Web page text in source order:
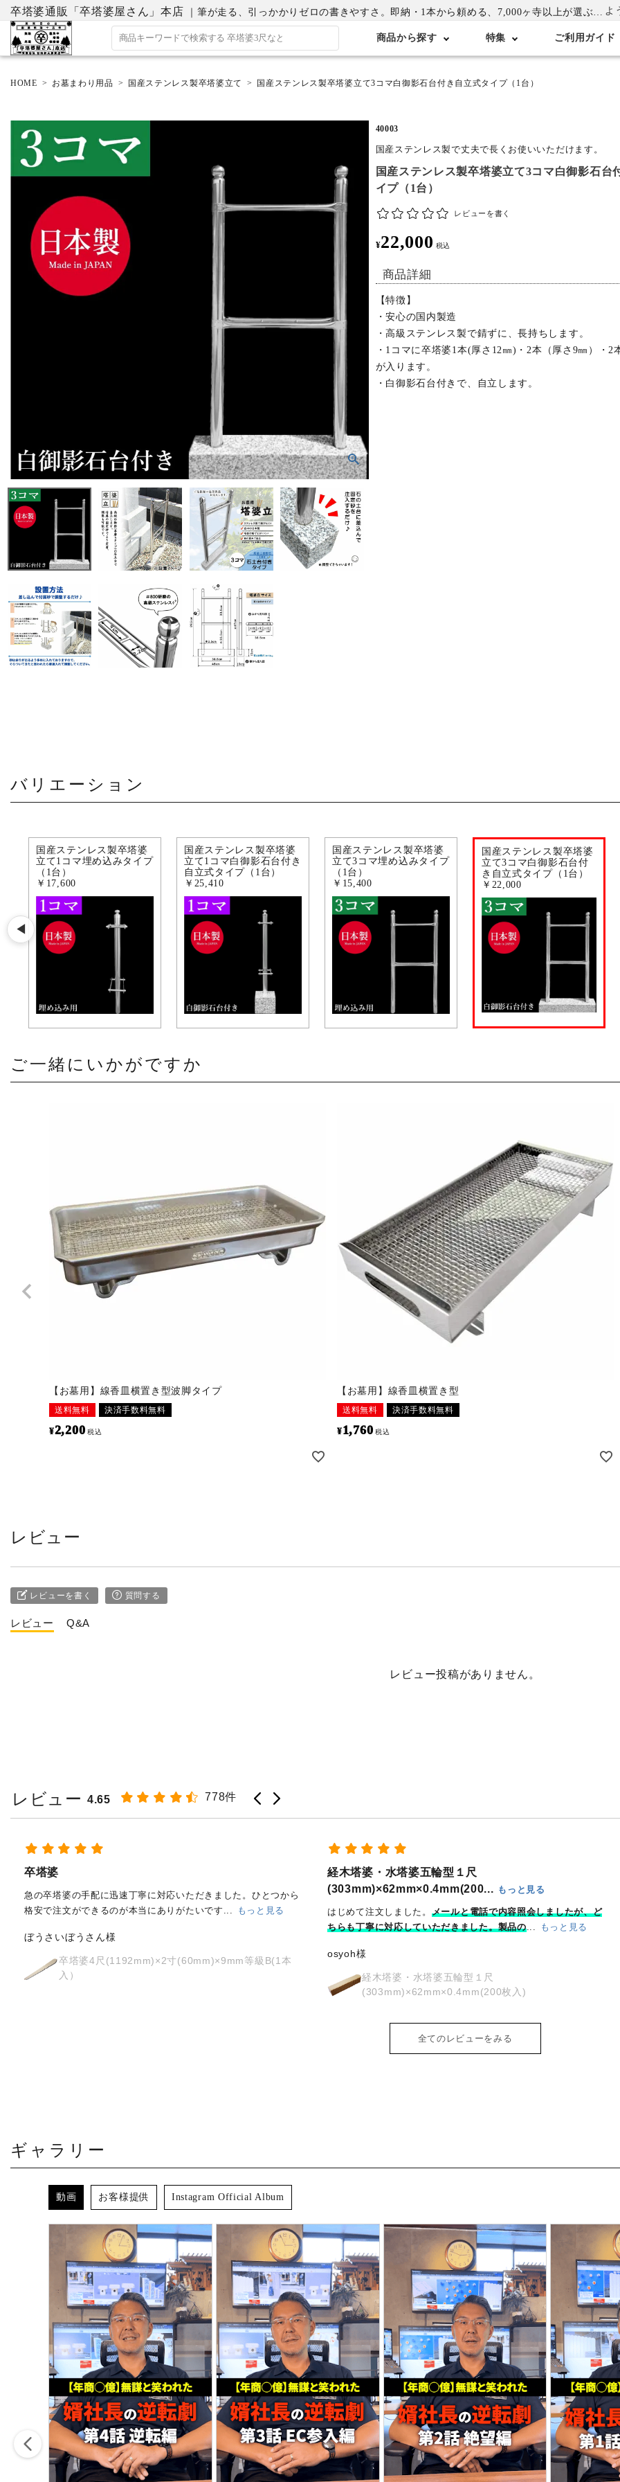
卒塔婆通販「卒塔婆屋さん」本店 ｜筆が走る、引っかかりゼロの書きやすさ。即納・1本から頼める、7,000ヶ寺以上が選ぶ卒塔婆専門店 よ
商品から探す 特集 ご利用ガイド
ACCOUNT MENU
ようこそ ゲスト 様
お問い合わせ
ご購入履歴・再注文
プライバシーポリシー
特定商取引法について
お問い合わせ
HOME お墓まわり用品 国産ステンレス製卒塔婆立て 国産ステンレス製卒塔婆立て3コマ白御影石台付き自立式タイプ（1台）
40003
国産ステンレス製で丈夫で長くお使いいただけます。
国産ステンレス製卒塔婆立て3コマ白御影石台
イプ（1台）
レビューを書く
¥22,000 税込
商品詳細
【特徴】
・安心の国内製造
・高級ステンレス製で錆ずに、長持ちします。
・1コマに卒塔婆1本(厚さ12㎜)・2本（厚さ9㎜）・2
が入ります。
・白御影石台付きで、自立します。
バリエーション
◀
国産ステンレス製卒塔婆
立て1コマ埋め込みタイプ
（1台）
￥17,600
国産ステンレス製卒塔婆
立て1コマ白御影石台付き
自立式タイプ（1台）
￥25,410
国産ステンレス製卒塔婆
立て3コマ埋め込みタイプ
（1台）
￥15,400
国産ステンレス製卒塔婆
立て3コマ白御影石台付
き自立式タイプ（1台）
￥22,000
ご一緒にいかがですか
【お墓用】線香皿横置き型波脚タイプ
送料無料 決済手数料無料
¥2,200 税込
【お墓用】線香皿横置き型
送料無料 決済手数料無料
¥1,760 税込
レビュー
レビューを書く 質問する
レビュー Q&A
レビュー投稿がありません。
レビュー 4.65 778件
経木塔婆・水塔婆五輪型１尺
(303mm)×62mm×0.4mm(200...
もっと見る
はじめて注文しました。メールと電話で内容照会しましたが、ど
osyoh様
経木塔婆・水塔婆五輪型１尺
御朱印は急な対応にならざるを得ない場合が多く助かります
けん様
奉拝印
全てのレビューをみる
ギャラリー
動画 お客様提供 Instagram Official Album